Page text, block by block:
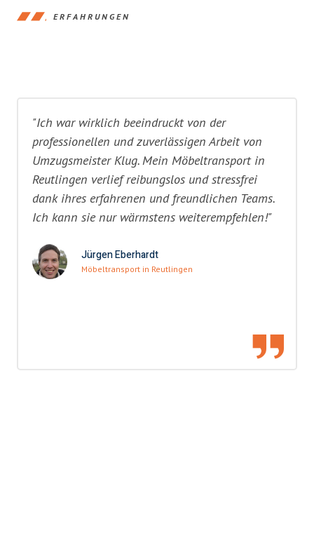
ERFAHRUNGEN
"Ich war wirklich beeindruckt von der
professionellen und zuverlässigen Arbeit von
Umzugsmeister Klug. Mein Möbeltransport in
Reutlingen verlief reibungslos und stressfrei
dank ihres erfahrenen und freundlichen Teams.
Ich kann sie nur wärmstens weiterempfehlen!"
Jürgen Eberhardt
Möbeltransport in Reutlingen